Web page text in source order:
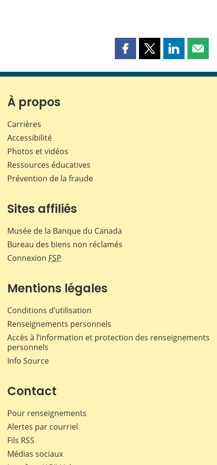
Partager
page
Partager
page
Partager
page page
À propos
Carrières
Accessibilité
Photos et vidéos
Ressources éducatives
Prévention de la fraude
Sites affiliés
Musée de la Banque du Canada
Bureau des biens non réclamés
Connexion FSP
Mentions légales
Conditions d’utilisation
Renseignements personnels
Accès à l’information et protection des renseignements
personnels
Info Source
Contact
Pour renseignements
Alertes par courriel
Fils RSS
Médias sociaux